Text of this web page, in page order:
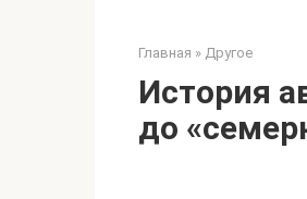
Главная » Другое
История
до